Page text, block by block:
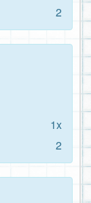
2
1x
2